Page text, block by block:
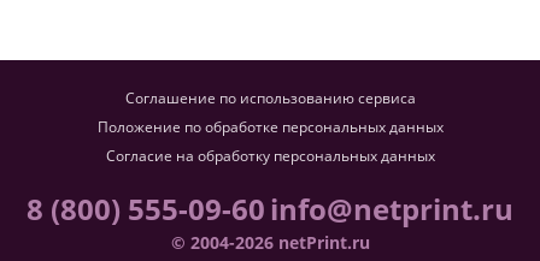
Соглашение по использованию сервиса
Положение по обработке персональных данных
Согласие на обработку персональных данных
8 (800) 555-09-60info@netprint.ru
© 2004-2026 netPrint.ru